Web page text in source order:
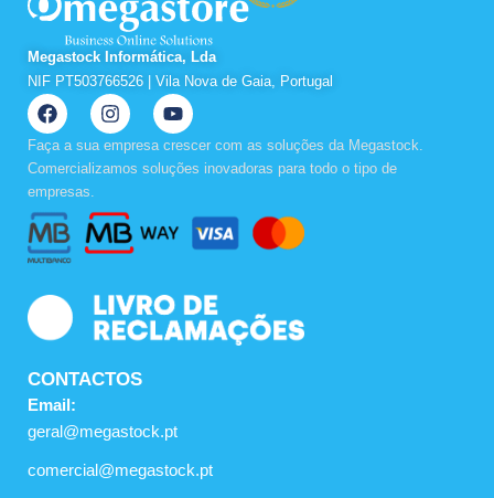
Megastock Informática, Lda
NIF PT503766526 | Vila Nova de Gaia, Portugal
F
a
c
e
o
o
k
I
n
s
t
r
a
m
Y
o
u
t
u
e
Faça a sua empresa crescer com as soluções da Megastock.
Comercializamos soluções inovadoras para todo o tipo de
empresas.
CONTACTOS
Email:
geral@megastock.pt
comercial@megastock.pt